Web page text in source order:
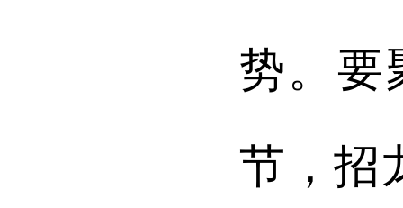
势。要
节，招